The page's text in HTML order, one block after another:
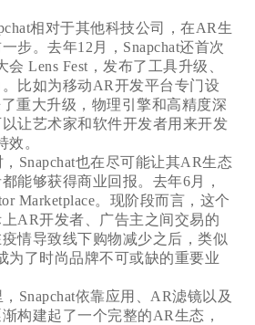
相对于其他科技公司，在AR生
步。去年12月，Snapchat还首次
Lens Fest，发布了工具升级、
比如为移动AR开发平台专门设
重大升级，物理引擎和高精度深
让艺术家和软件开发者用来开发
效。
Snapchat也在尽可能让其AR生态
能够获得商业回报。去年6月，
Marketplace。现阶段而言，这个
AR开发者、广告主之间交易的
情导致线下购物减少之后，类似
为了时尚品牌不可或缺的重要业
Snapchat依靠应用、AR滤镜以及
构建起了一个完整的AR生态，